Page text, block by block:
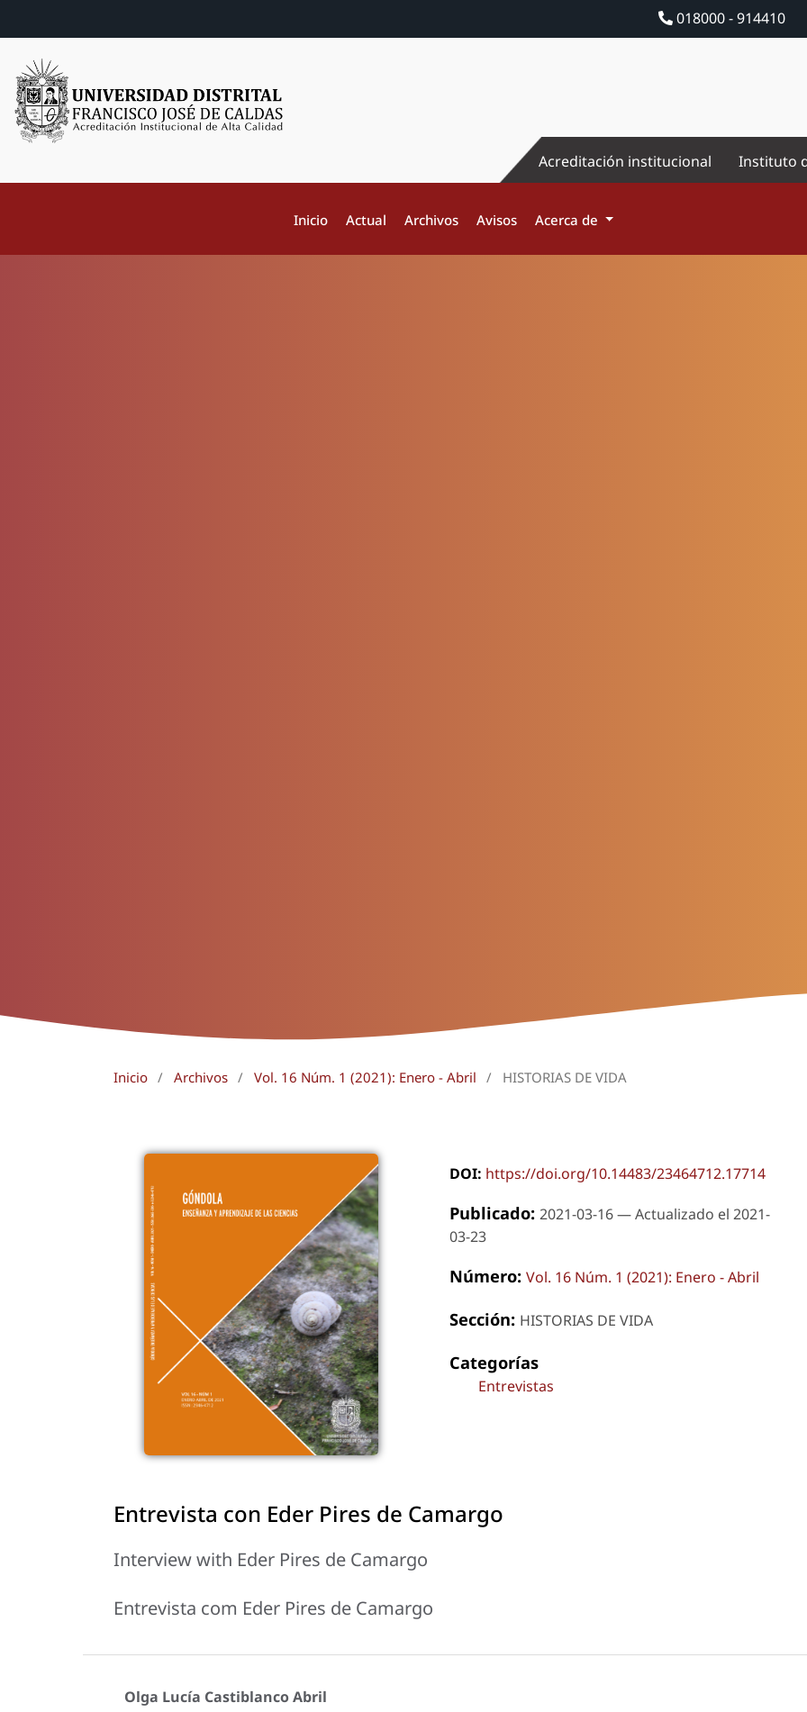
018000 - 914410
Acreditación institucional Instituto
Inicio Actual Archivos Avisos Acerca de
Inicio / Archivos / Vol. 16 Núm. 1 (2021): Enero - Abril / HISTORIAS DE VIDA
DOI: https://doi.org/10.14483/23464712.17714
Publicado: 2021-03-16 — Actualizado el 2021-
03-23
Número: Vol. 16 Núm. 1 (2021): Enero - Abril
Sección: HISTORIAS DE VIDA
Categorías
Entrevistas
Entrevista con Eder Pires de Camargo
Interview with Eder Pires de Camargo
Entrevista com Eder Pires de Camargo
Olga Lucía Castiblanco Abril